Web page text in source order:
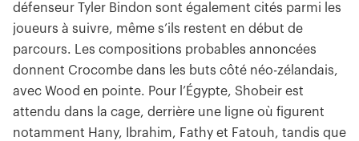
défenseur Tyler Bindon sont également cités parmi les
joueurs à suivre, même s’ils restent en début de
parcours. Les compositions probables annoncées
donnent Crocombe dans les buts côté néo-zélandais,
avec Wood en pointe. Pour l’Égypte, Shobeir est
attendu dans la cage, derrière une ligne où figurent
notamment Hany, Ibrahim, Fathy et Fatouh, tandis que